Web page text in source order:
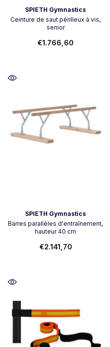
Vendeur:SPIETH Gymnastics
Ceinture de saut périlleux à vis,
senior
€1.766,60
Vendeur:SPIETH Gymnastics
Barres parallèles d'entraînement,
hauteur 40 cm
€2.141,70